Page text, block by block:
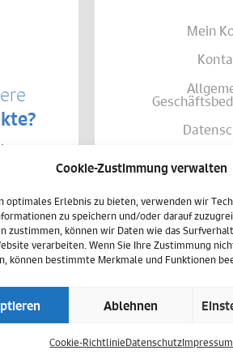
Cookie-Zustimmung verwalten
optimales Erlebnis zu bieten, verwenden wir
zu speichern und/oder darauf
zustimmen, können wir Daten wie das
verarbeiten. Wenn Sie Ihre Zustimmung
können bestimmte Merkmale und Funktionen
Ablehnen
Cookie-RichtlinieDatenschutzImpressum
von
Ihrer
Mein
Versand &
Vertrag